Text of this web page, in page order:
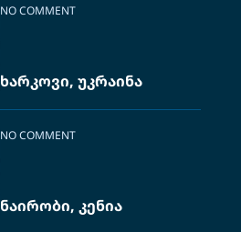
NO COMMENT
ხარკოვი, უკრაინა
NO COMMENT
ნაირობი, კენია